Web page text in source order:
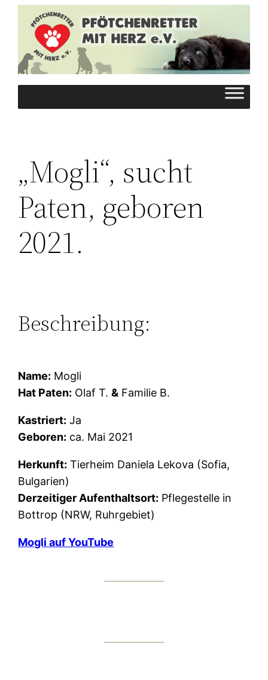
Inhalt
springen
„Mogli“, sucht
Paten, geboren
2021.
Beschreibung:
Name: Mogli
Hat Paten: Olaf T.& Familie B.
Kastriert: Ja
Geboren: ca. Mai 2021
Herkunft: Tierheim Daniela Lekova (Sofia,
Bulgarien)
Derzeitiger Aufenthaltsort: Pflegestelle in
Bottrop (NRW, Ruhrgebiet)
Mogli auf YouTube